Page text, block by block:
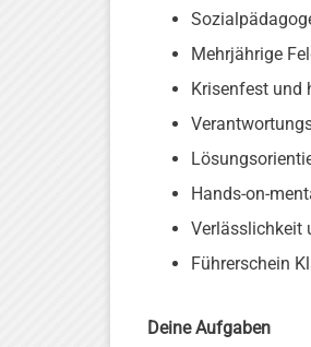
Mehrjährige
Krisenfest und
Hands-on-
Verlässlichkeit
Führerschein
Deine Aufgaben